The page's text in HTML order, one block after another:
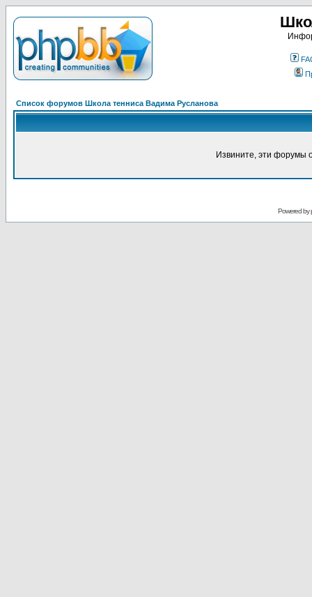
Список форумов Школа тенниса Вадима Русланова
Извините, эти форумы
Powered by